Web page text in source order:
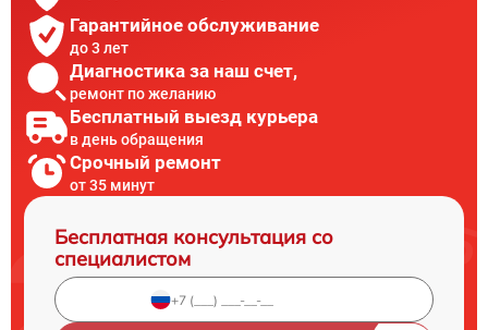
Гарантийное обслуживание
до 3 лет
Диагностика за наш счет,
ремонт по желанию
Бесплатный выезд курьера
в день обращения
Срочный ремонт
от 35 минут
Бесплатная консультация со
специалистом